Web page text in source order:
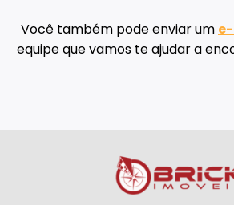
Você também pode enviar um
equipe que vamos te ajudar a